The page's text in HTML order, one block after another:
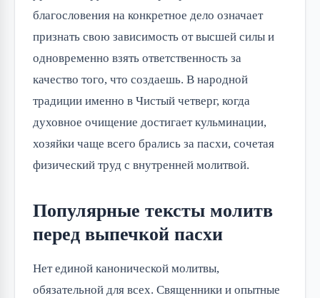
благословения на конкретное дело означает
признать свою зависимость от высшей силы и
одновременно взять ответственность за
качество того, что создаешь. В народной
традиции именно в Чистый четверг, когда
духовное очищение достигает кульминации,
хозяйки чаще всего брались за пасхи, сочетая
физический труд с внутренней молитвой.
Популярные тексты молитв
перед выпечкой пасхи
Нет единой канонической молитвы,
обязательной для всех. Священники и опытные